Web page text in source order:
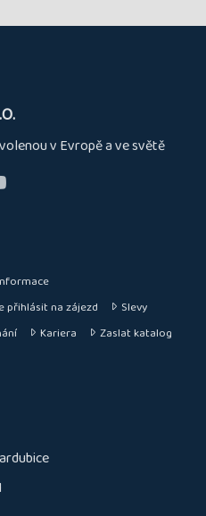
v Evropě a ve světě
přihlásit na zájezd
Slevy
Kariera
Zaslat katalog